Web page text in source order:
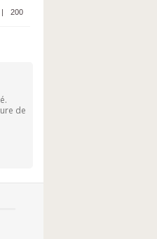
| 200
de